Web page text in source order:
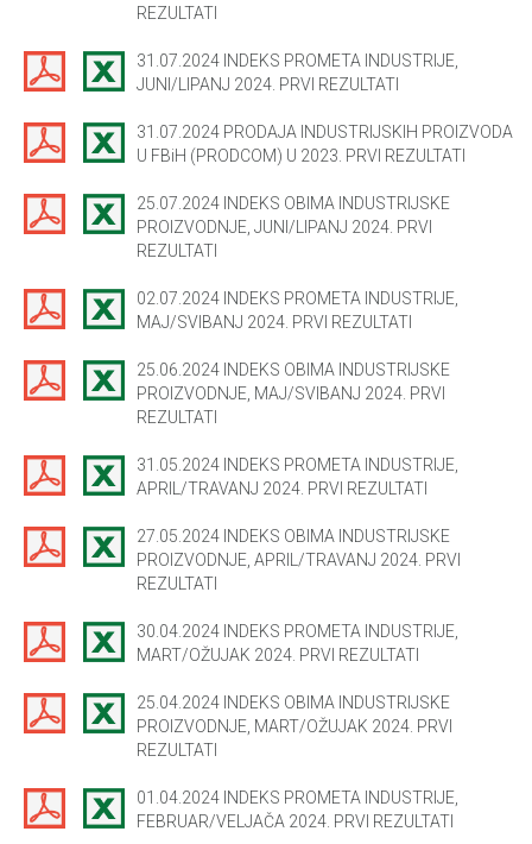
REZULTATI
31.07.2024 INDEKS PROMETA INDUSTRIJE,
JUNI/LIPANJ 2024. PRVI REZULTATI
31.07.2024 PRODAJA INDUSTRIJSKIH PROIZVODA
U FBiH (PRODCOM) U 2023. PRVI REZULTATI
25.07.2024 INDEKS OBIMA INDUSTRIJSKE
PROIZVODNJE, JUNI/LIPANJ 2024. PRVI
REZULTATI
02.07.2024 INDEKS PROMETA INDUSTRIJE,
MAJ/SVIBANJ 2024. PRVI REZULTATI
25.06.2024 INDEKS OBIMA INDUSTRIJSKE
PROIZVODNJE, MAJ/SVIBANJ 2024. PRVI
REZULTATI
31.05.2024 INDEKS PROMETA INDUSTRIJE,
APRIL/TRAVANJ 2024. PRVI REZULTATI
27.05.2024 INDEKS OBIMA INDUSTRIJSKE
PROIZVODNJE, APRIL/TRAVANJ 2024. PRVI
REZULTATI
30.04.2024 INDEKS PROMETA INDUSTRIJE,
MART/OŽUJAK 2024. PRVI REZULTATI
25.04.2024 INDEKS OBIMA INDUSTRIJSKE
PROIZVODNJE, MART/OŽUJAK 2024. PRVI
REZULTATI
01.04.2024 INDEKS PROMETA INDUSTRIJE,
FEBRUAR/VELJAČA 2024. PRVI REZULTATI